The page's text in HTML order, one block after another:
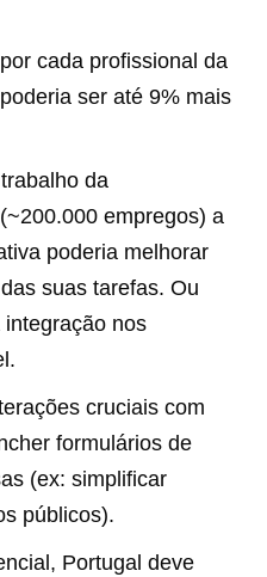
cada profissional da
ser até 9% mais
da
empregos) a
poderia melhorar
suas tarefas. Ou
nos
cruciais com
formulários de
(ex: simplificar
públicos).
Portugal deve